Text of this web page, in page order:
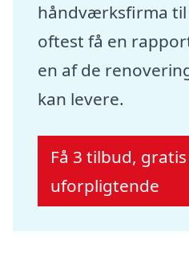
håndværksfirma til
oftest få en
en af de
kan levere.
Få 3 tilbud,
uforpligtende